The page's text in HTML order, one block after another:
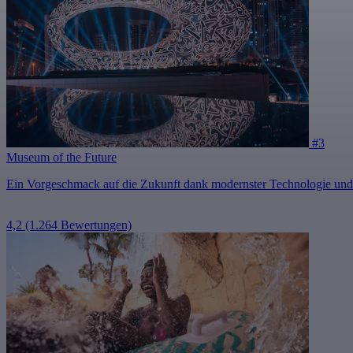
#3
Museum of the Future
Ein Vorgeschmack auf die Zukunft dank modernster Technologie
4,2 (1.264 Bewertungen)